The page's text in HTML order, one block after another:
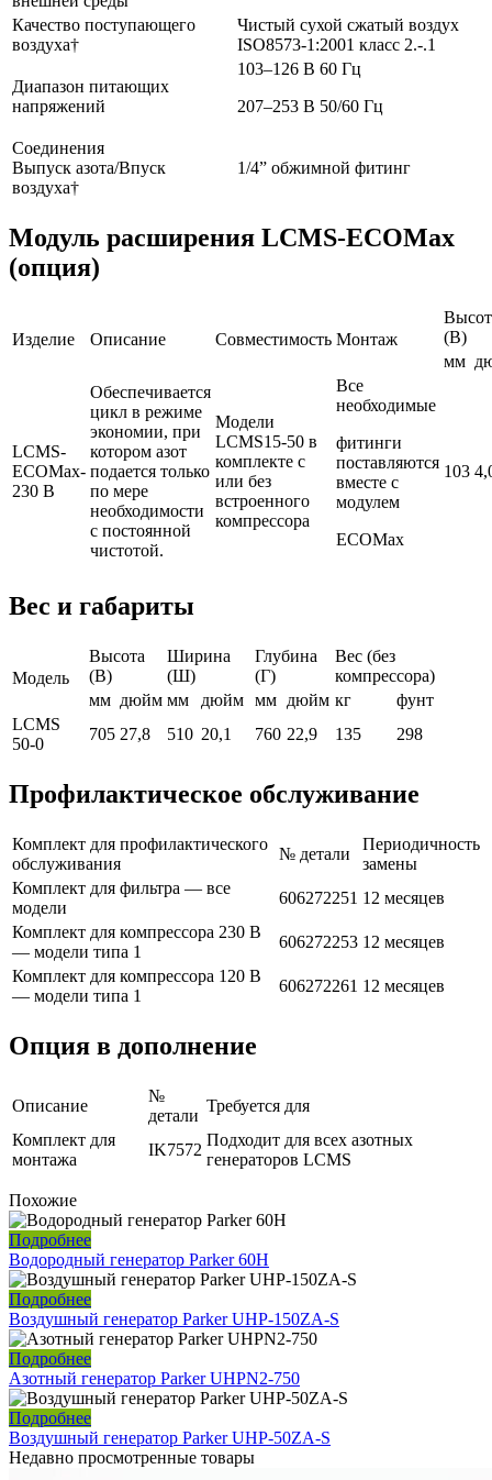
Качество поступающего
воздуха†
Чистый сухой сжатый воздух
ISO8573-1:2001 класс 2.-.1
Диапазон питающих
напряжений
103–126 В 60 Гц
207–253 В 50/60 Гц
Соединения
Выпуск азота/Впуск
воздуха†
1/4” обжимной фитинг
Модуль расширения LCMS-ECOMax
(опция)
Изделие Описание Совместимость Монтаж
(В)
мм
LCMS-
ECOMax-
230 В
Обеспечивается
цикл в режиме
экономии, при
котором азот
подается только
по мере
необходимости
с постоянной
чистотой.
Модели
LCMS15-50 в
комплекте с
или без
встроенного
компрессора
Все
необходимые
фитинги
поставляются
вместе с
модулем
ECOMax
103
Вес и габариты
Модель
Высота
(В)
Ширина
(Ш)
Глубина
(Г)
Вес (без
компрессора)
мм дюйм мм дюйм мм дюйм кг
фунт
LCMS
50-0
705 27,8 510 20,1 760 22,9 135 298
Профилактическое обслуживание
Комплект для профилактического
обслуживания
№ детали
Периодичность
замены
Комплект для фильтра — все
модели
606272251 12 месяцев
Комплект для компрессора 230 В
— модели типа 1
606272253 12 месяцев
Комплект для компрессора 120 В
— модели типа 1
606272261 12 месяцев
Опция в дополнение
Описание
№
детали
Требуется для
Комплект для
монтажа
IK7572
Подходит для всех азотных
генераторов LCMS
Похожие
Подробнее
Водородный генератор Parker 60H
Подробнее
Воздушный генератор Parker UHP-150ZA-S
Подробнее
Азотный генератор Parker UHPN2-750
Подробнее
Воздушный генератор Parker UHP-50ZA-S
Недавно просмотренные товары